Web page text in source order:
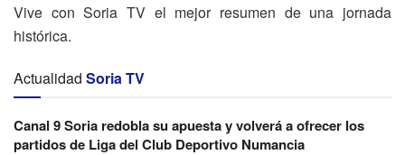
Vive con Soria TV el mejor resumen de una jornada
histórica.
Actualidad Soria TV
Canal 9 Soria redobla su apuesta y volverá a ofrecer los
partidos de Liga del Club Deportivo Numancia